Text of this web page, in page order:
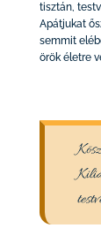
tisztán,
Apátjukat
semmit
örök életre